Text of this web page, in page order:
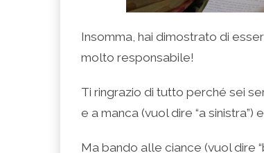
Insomma, hai dimostrato di
molto responsabile!
Ti ringrazio di tutto perché sei
e a manca (vuol dire “a
Ma bando alle ciance (vuol dire